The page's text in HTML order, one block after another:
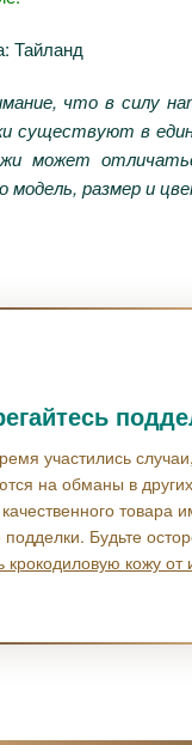
Тайланд
что в силу
существуют в
может
модель, размер и
участились
на обманы в
товара
Будьте
крокодиловую кожу от